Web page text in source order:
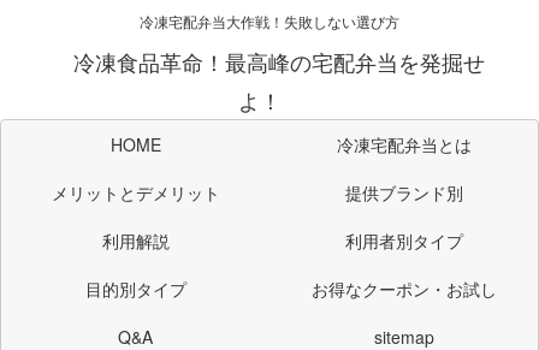
冷凍宅配弁当大作戦！失敗しない選び方
冷凍食品革命！最高峰の宅配弁当を発掘せ
よ！
HOME
冷凍宅配弁当とは
メリットとデメリット
提供ブランド別
利用解説
利用者別タイプ
目的別タイプ
お得なクーポン・お試し
Q&A
sitemap